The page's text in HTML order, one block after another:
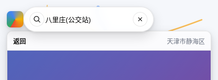
返回 天津市静海区